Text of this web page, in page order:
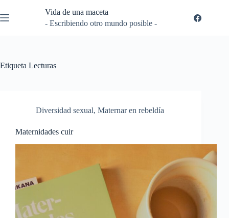
al
contenido
Vida de una maceta
- Escribiendo otro mundo posible -
Etiqueta Lecturas
Diversidad sexual, Maternar en rebeldía
Maternidades cuir